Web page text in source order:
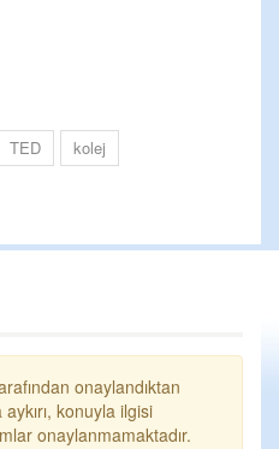
TED
kolej
onaylandıktan
konuyla ilgisi
onaylanmamaktadır.